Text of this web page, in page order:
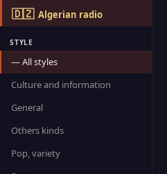
🇩🇿 Algerian radio
STYLE
— All styles
Culture and information
General
Others kinds
Pop, variety